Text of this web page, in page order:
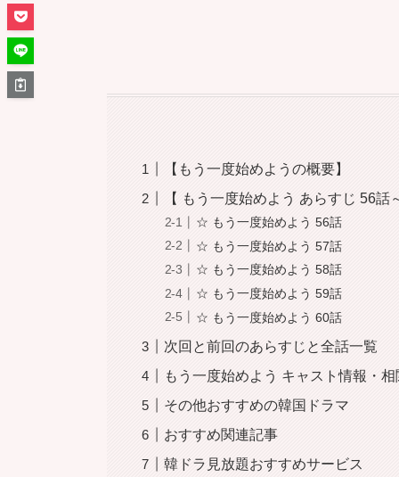
【もう一度始めようの概要】
【 もう一度始めよう あらすじ 56話
☆ もう一度始めよう 56話
☆ もう一度始めよう 57話
☆ もう一度始めよう 58話
☆ もう一度始めよう 59話
☆ もう一度始めよう 60話
次回と前回のあらすじと全話一覧
もう一度始めよう キャスト情報・
その他おすすめの韓国ドラマ
おすすめ関連記事
韓ドラ見放題おすすめサービス